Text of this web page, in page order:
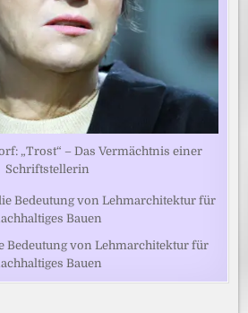
„Trost“ – Das Vermächtnis einer
Schriftstellerin
Bedeutung von Lehmarchitektur für
Bauen